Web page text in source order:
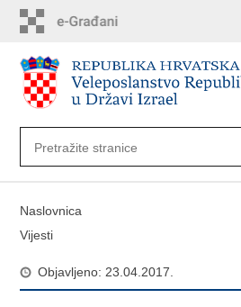
sadržaj
Naslovnica
Vijesti
Objavljeno: 23.04.2017.